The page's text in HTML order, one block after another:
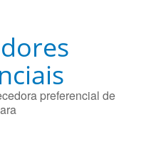
preferencial de